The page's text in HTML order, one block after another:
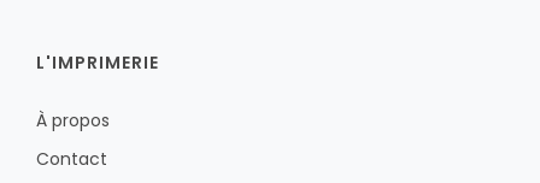
L'IMPRIMERIE
À propos
Contact